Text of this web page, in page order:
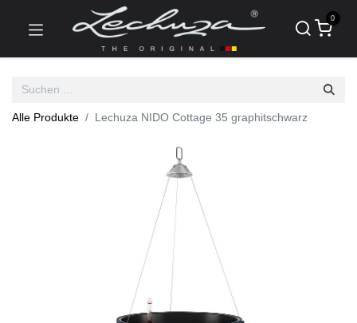
0
Alle Produkte Lechuza NIDO Cottage 35 graphitschwarz